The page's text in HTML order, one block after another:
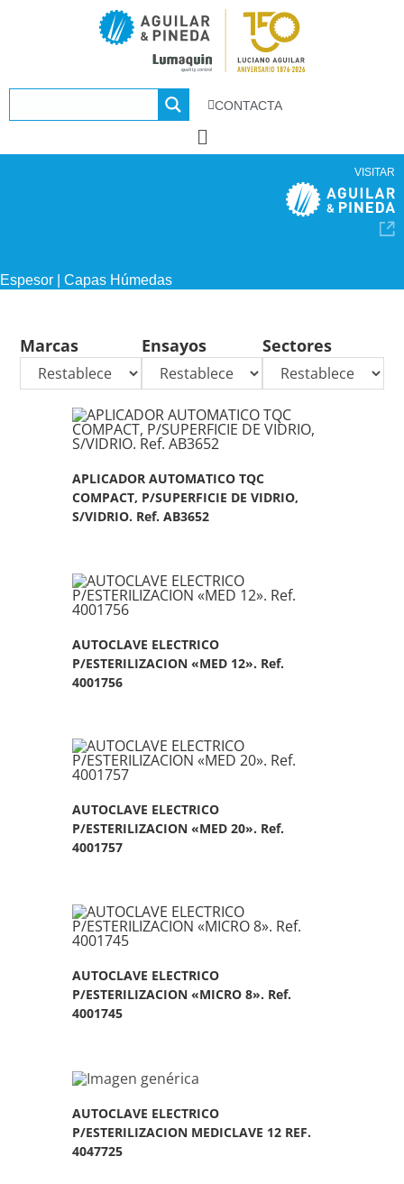
CONTACTA
VISITAR
Espesor | Capas Húmedas
Marcas Ensayos Sectores
APLICADOR AUTOMATICO TQC
COMPACT, P/SUPERFICIE DE VIDRIO,
S/VIDRIO. Ref. AB3652
AUTOCLAVE ELECTRICO
P/ESTERILIZACION «MED 12». Ref.
4001756
AUTOCLAVE ELECTRICO
P/ESTERILIZACION «MED 20». Ref.
4001757
AUTOCLAVE ELECTRICO
P/ESTERILIZACION «MICRO 8». Ref.
4001745
AUTOCLAVE ELECTRICO
P/ESTERILIZACION MEDICLAVE 12 REF.
4047725